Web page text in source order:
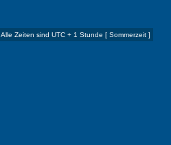
Alle Zeiten sind UTC + 1 Stunde [ Sommerzeit ]